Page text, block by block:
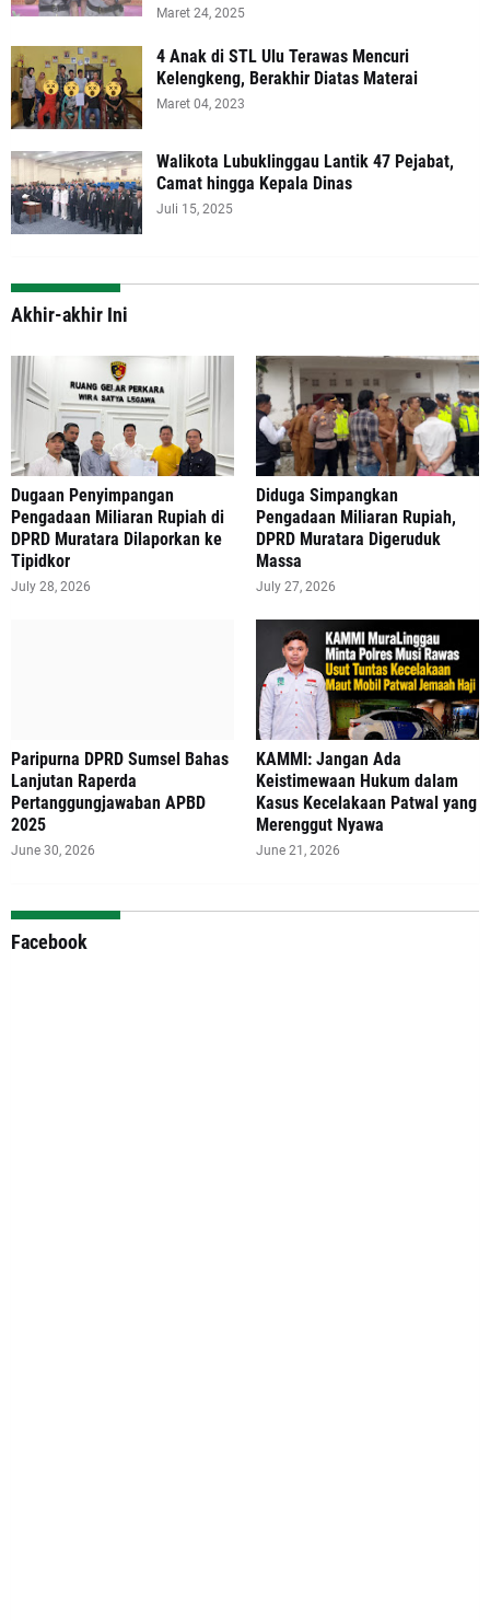
Maret 24, 2025
4 Anak di STL Ulu Terawas Mencuri
Kelengkeng, Berakhir Diatas Materai
Maret 04, 2023
Walikota Lubuklinggau Lantik 47 Pejabat,
Camat hingga Kepala Dinas
Juli 15, 2025
Akhir-akhir Ini
‎Dugaan Penyimpangan
Pengadaan Miliaran Rupiah di
DPRD Muratara Dilaporkan ke
Tipidkor
July 28, 2026
Diduga Simpangkan
Pengadaan Miliaran Rupiah,
DPRD Muratara Digeruduk
Massa
July 27, 2026
Paripurna DPRD Sumsel Bahas
Lanjutan Raperda
Pertanggungjawaban APBD
2025
June 30, 2026
‎KAMMI: Jangan Ada
Keistimewaan Hukum dalam
Kasus Kecelakaan Patwal yang
Merenggut Nyawa
June 21, 2026
Facebook